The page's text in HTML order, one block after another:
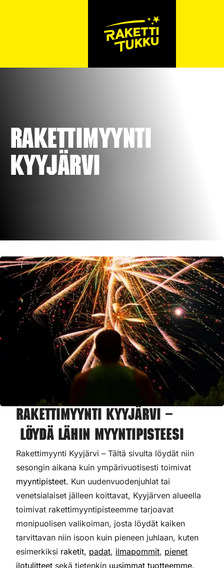
Rakettimyynti
Kyyjärvi
Rakettimyynti Kyyjärvi –
Löydä lähin myyntipisteesi
Rakettimyynti Kyyjärvi – Tältä sivulta löydät niin
sesongin aikana kuin ympärivuotisesti toimivat
myyntipisteet. Kun uudenvuodenjuhlat tai
venetsialaiset jälleen koittavat, Kyyjärven alueella
toimivat rakettimyyntipisteemme tarjoavat
monipuolisen valikoiman, josta löydät kaiken
tarvittavan niin isoon kuin pieneen juhlaan, kuten
esimerkiksi raketit, padat, ilmapommit, pienet
ilotulitteet sekä tietenkin uusimmat tuotteemme.